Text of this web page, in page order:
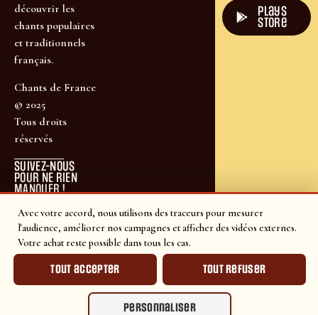
Avec votre accord, nous utilisons des traceurs pour mesurer
l'audience, améliorer nos campagnes et afficher des vidéos externes.
Votre achat reste possible dans tous les cas.
Tout accepter Tout refuser
Personnaliser
découvrir les
chants populaires
et traditionnels
français.
Chants de France
© 2025
Tous droits
réservés
SUIVEZ-NOUS
POUR NE RIEN
MANQUER !
plays
store